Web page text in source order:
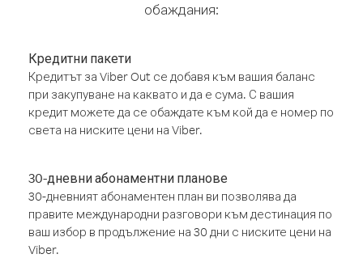
обаждания:
Кредитни пакети
Кредитът за Viber Out се добавя към вашия баланс
при закупуване на каквато и да е сума. С вашия
кредит можете да се обаждате към кой да е номер по
света на ниските цени на Viber.
30-дневни абонаментни планове
30-дневният абонаментен план ви позволява да
правите международни разговори към дестинация по
ваш избор в продължение на 30 дни с ниските цени на
Viber.